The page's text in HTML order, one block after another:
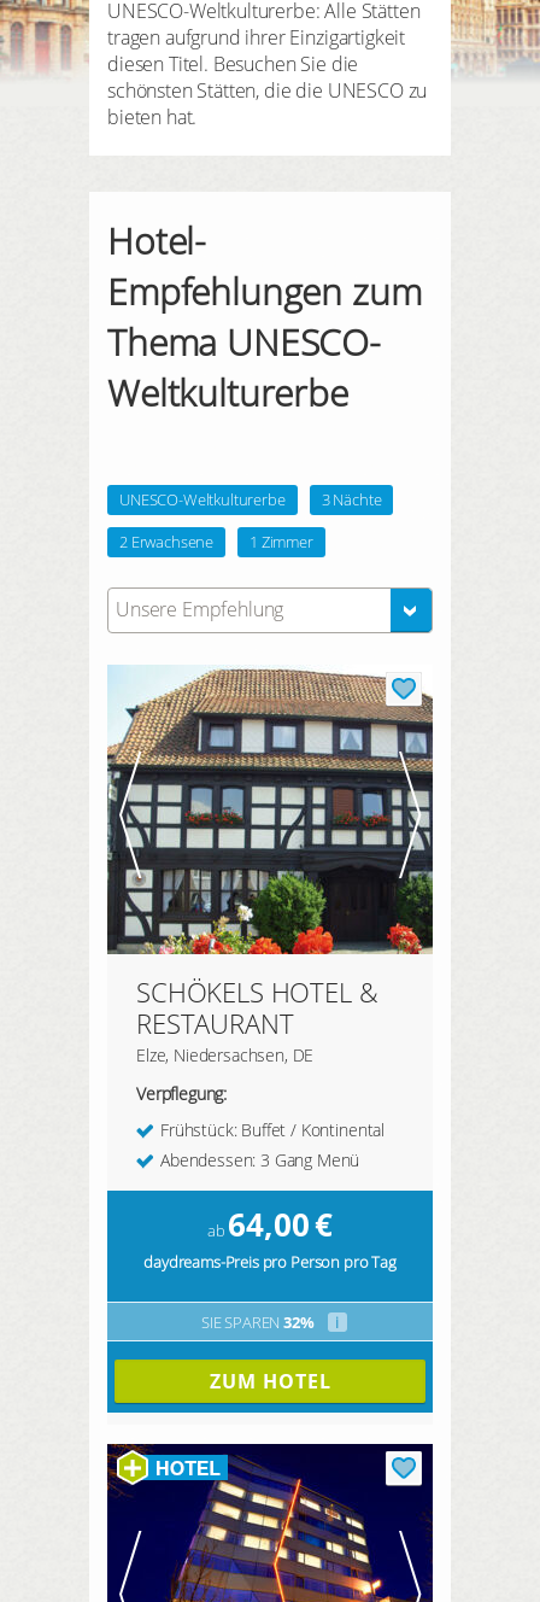
HIER REGISTRIEREN
UNESCO-Weltkulturerbe: Alle Stätten
tragen aufgrund ihrer Einzigartigkeit
diesen Titel. Besuchen Sie die
schönsten Stätten, die die UNESCO zu
bieten hat.
Hotel-
Empfehlungen zum
Thema UNESCO-
Weltkulturerbe
UNESCO-Weltkulturerbe
3 Nächte
2 Erwachsene
1 Zimmer
Unsere Empfehlung
SCHÖKELS HOTEL &
RESTAURANT
Elze, Niedersachsen, DE
Verpflegung:
Frühstück: Buffet / Kontinental
Abendessen: 3 Gang Menü
ab 64,00€
daydreams-Preis pro Person pro Tag
SIE SPAREN 32% i
ZUM HOTEL